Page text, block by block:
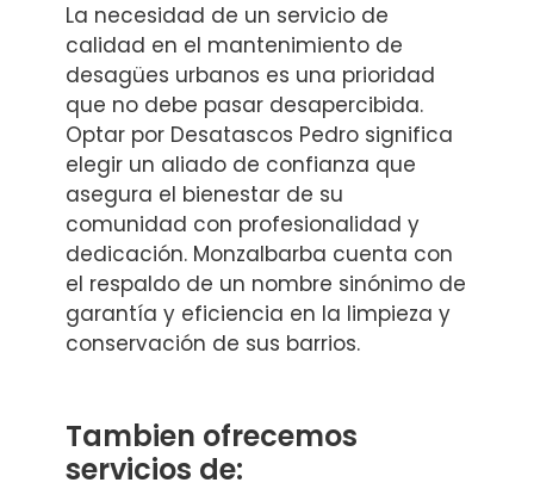
La necesidad de un servicio de
calidad en el mantenimiento de
desagües urbanos es una prioridad
que no debe pasar desapercibida.
Optar por Desatascos Pedro significa
elegir un aliado de confianza que
asegura el bienestar de su
comunidad con profesionalidad y
dedicación. Monzalbarba cuenta con
el respaldo de un nombre sinónimo de
garantía y eficiencia en la limpieza y
conservación de sus barrios.
Tambien ofrecemos
servicios de: